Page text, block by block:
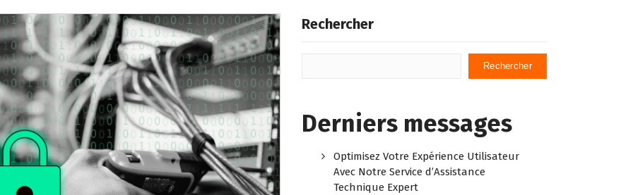
Rechercher
Rechercher
Derniers messages
Optimisez Votre Expérience Utilisateur
Avec Notre Service d’Assistance
Technique Expert